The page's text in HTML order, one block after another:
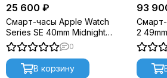
25 600 ₽
Смарт-часы Apple Watch
Series SE 40mm Midnight
Aluminium S/M (2023) MR9Y3
0
В корзину
93
Смарт-
2